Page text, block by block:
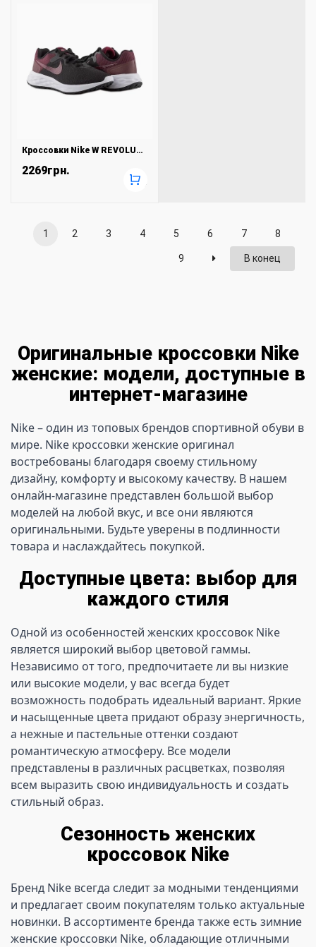
Кроссовки Nike W REVOLUTION 6
2269грн.
+
1 2 3 4 5 6 7 8
9 В конец
Оригинальные кроссовки Nike
женские: модели, доступные в
интернет-магазине
Nike – один из топовых брендов спортивной обуви в
мире. Nike кроссовки женские оригинал
востребованы благодаря своему стильному
дизайну, комфорту и высокому качеству. В нашем
онлайн-магазине представлен большой выбор
моделей на любой вкус, и все они являются
оригинальными. Будьте уверены в подлинности
товара и наслаждайтесь покупкой.
Доступные цвета: выбор для
каждого стиля
Одной из особенностей женских кроссовок Nike
является широкий выбор цветовой гаммы.
Независимо от того, предпочитаете ли вы низкие
или высокие модели, у вас всегда будет
возможность подобрать идеальный вариант. Яркие
и насыщенные цвета придают образу энергичность,
а нежные и пастельные оттенки создают
романтическую атмосферу. Все модели
представлены в различных расцветках, позволяя
всем выразить свою индивидуальность и создать
стильный образ.
Сезонность женских
кроссовок Nike
Бренд Nike всегда следит за модными тенденциями
и предлагает своим покупателям только актуальные
новинки. В ассортименте бренда также есть зимние
женские кроссовки Nike, обладающие отличными